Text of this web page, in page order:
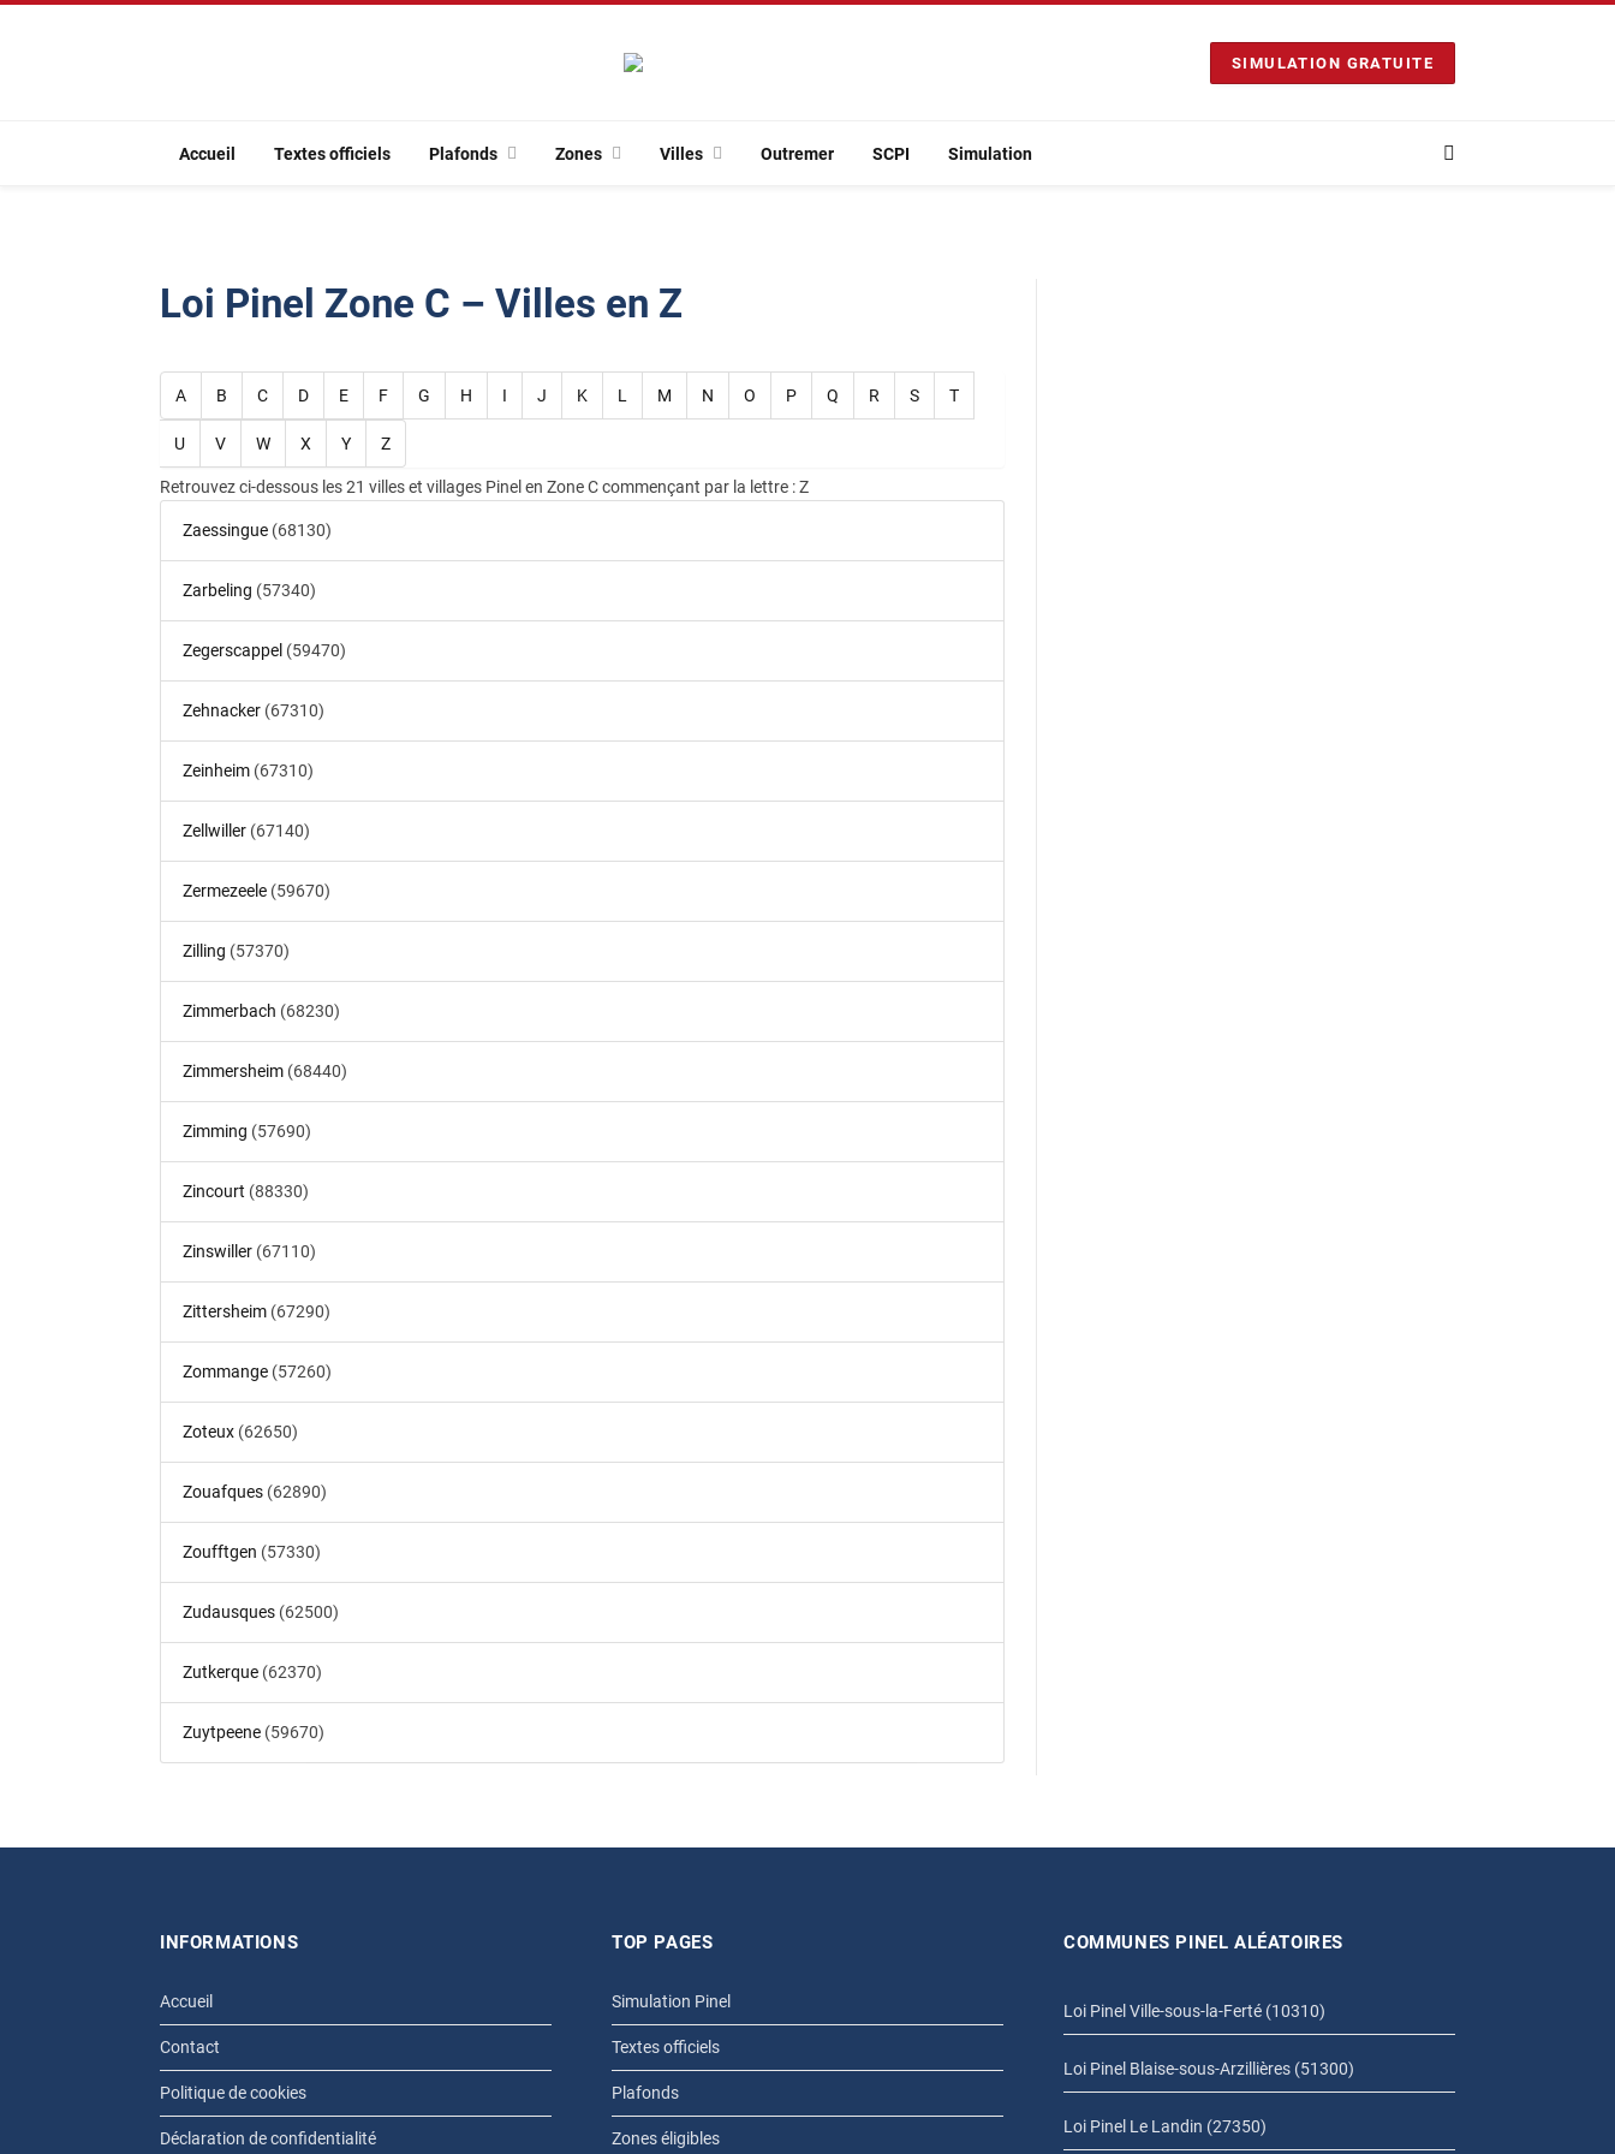
SIMULATION GRATUITE
Accueil Textes officiels Plafonds Zones Villes Outremer SCPI Simulation
Loi Pinel Zone C – Villes en Z
A B C D E F G H I J K L M N O P Q R S T
U V W X Y Z
Retrouvez ci-dessous les 21 villes et villages Pinel en Zone C commençant par la lettre : Z
Zaessingue (68130)
Zarbeling (57340)
Zegerscappel (59470)
Zehnacker (67310)
Zeinheim (67310)
Zellwiller (67140)
Zermezeele (59670)
Zilling (57370)
Zimmerbach (68230)
Zimmersheim (68440)
Zimming (57690)
Zincourt (88330)
Zinswiller (67110)
Zittersheim (67290)
Zommange (57260)
Zoteux (62650)
Zouafques (62890)
Zoufftgen (57330)
Zudausques (62500)
Zutkerque (62370)
Zuytpeene (59670)
INFORMATIONS
Accueil
Contact
Politique de cookies
Déclaration de confidentialité
TOP PAGES
Simulation Pinel
Textes officiels
Plafonds
Zones éligibles
COMMUNES PINEL ALÉATOIRES
Loi Pinel Ville-sous-la-Ferté (10310)
Loi Pinel Blaise-sous-Arzillières (51300)
Loi Pinel Le Landin (27350)